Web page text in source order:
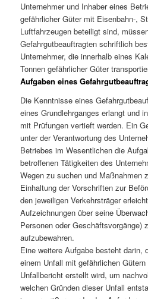
Unternehmer und Inhaber eines
gefährlicher Güter mit Eisenbahn-,
Luftfahrzeugen beteiligt sind,
Gefahrgutbeauftragten schriftlich
Unternehmer, die innerhalb eines
Tonnen gefährlicher Güter
Aufgaben eines
Die Kenntnisse eines
eines Grundlehrganges erlangt und
mit Prüfungen vertieft werden. Ein
unter der Verantwortung des
Betriebes im Wesentlichen die
betroffenen Tätigkeiten des
Wegen zu suchen und Maßnahmen
Einhaltung der Vorschriften zur
den jeweiligen Verkehrsträger
Aufzeichnungen über seine
Personen oder Geschäftsvorgänge)
aufzubewahren.
Eine weitere Aufgabe besteht darin,
einem Unfall mit gefährlichen
Unfallbericht erstellt wird, um
welchen Gründen dieser Unfall